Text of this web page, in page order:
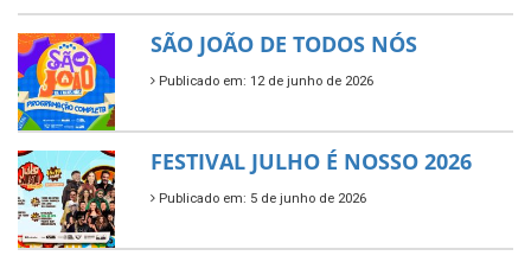
SÃO JOÃO DE TODOS NÓS
Publicado em: 12 de junho de 2026
FESTIVAL JULHO É NOSSO 2026
Publicado em: 5 de junho de 2026